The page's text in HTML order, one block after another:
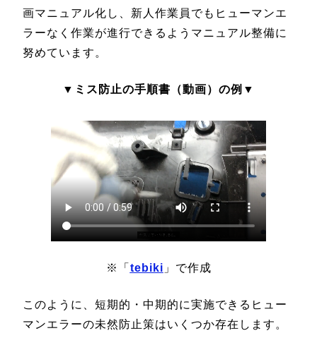
画マニュアル化し、新人作業員でもヒューマンエ
ラーなく作業が進行できるようマニュアル整備に
努めています。
▼ミス防止の手順書（動画）の例▼
※「 tebiki 」で作成
このように、短期的・中期的に実施できるヒュー
マンエラーの未然防止策はいくつか存在します。